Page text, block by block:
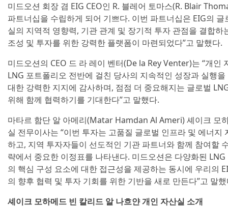
미드오션 회장 겸 EIG CEO인 R. 블레어 토마스(R. Blair
파트너십을 수립하게 되어 기쁘다. 이번 파트너십은 EIG의
실의 지역적 영향력, 기관 관계 및 장기적 투자 관점을 결합
조성 및 투자를 위한 강력한 플랫폼이 마련되었다”고 말했다.
미드오션의 CEO 드 라 레이 벤터(De la Rey Venter)는 “개인
LNG 포트폴리오 전반에 걸친 당사의 지속적인 성장과 실행
대한 강력한 지지에 감사하며, 점점 더 중요해지는 글로벌
위해 함께 협력하기를 기대한다”고 말했다.
마타르 함단 알 아메리(Matar Hamdan Al Ameri) 셰이크 모
실 전무이사는 “이번 투자는 고품질 글로벌 인프라 및 에너
하고, 지역 투자자들이 선도적인 기관 파트너와 함께 참여할
략에서 중요한 이정표를 나타낸다. 미드오션은 다양화된
의 핵심 구성 요소에 대한 접근성을 제공하는 동시에 우리의
의 향후 협력 및 투자 기회를 위한 기반을 새로 만든다”고 말
셰이크 모하메드 빈 칼리드 알 나흐얀 개인 자산실 소개